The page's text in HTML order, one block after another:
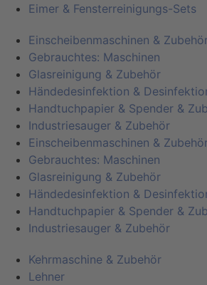
Eimer & Fensterreinigungs-Sets
Einscheibenmaschinen &
Gebrauchtes: Maschinen
Glasreinigung & Zubehör
Händedesinfektion &
Handtuchpapier & Spender &
Industriesauger & Zubehör
Einscheibenmaschinen &
Gebrauchtes: Maschinen
Glasreinigung & Zubehör
Händedesinfektion &
Handtuchpapier & Spender &
Industriesauger & Zubehör
Kehrmaschine & Zubehör
Lehner